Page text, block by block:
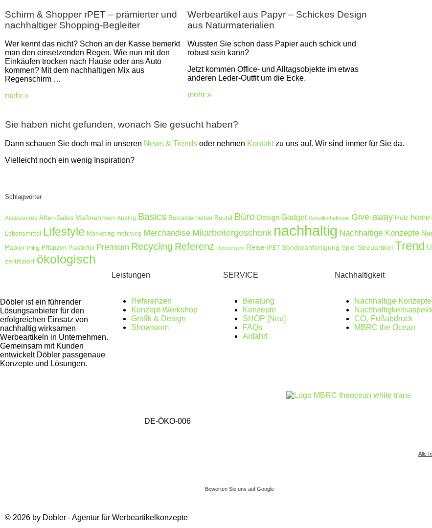
Schirm & Shopper rPET – prämierter und
nachhaltiger Shopping-Begleiter
Wer kennt das nicht? Schon an der Kasse bemerkt
man den einsetzenden Regen. Wie nun mit den
Einkäufen trocken nach Hause oder ans Auto
kommen? Mit dem nachhaltigen Mix aus
Regenschirm …
mehr »
Werbeartikel aus Papyr – Schickes Design
aus Naturmaterialien
Wussten Sie schon dass Papier auch schick und
robust sein kann?
Jetzt kommen Office- und Alltagsobjekte im etwas
anderen Leder-Outfit um die Ecke.
mehr »
Sie haben nicht gefunden, wonach Sie gesucht haben?
Dann schauen Sie doch mal in unseren News & Trends oder nehmen Kontaktzu uns auf. Wir sind immer für Sie da.
Vielleicht noch ein wenig Inspiration?
Schlagwörter
Accessoires After-Sales Maßnahmen Analog Basics Besonderheiten Beutel Büro Design Gadget Gesellschaftspiel Give-away Holz
Lebensmittel Lifestyle Marketing mehrweg Merchandise Mitarbeitergeschenk nachhaltig Nachhaltige Konzepte
Papier Pfiffig Pflanzen Plastikfrei Premium Recycling Referenz Referenzen Reise rPET Sonderanfertigung Spiel Streuartikel Trend
zertifiziert ökologisch
Döbler ist ein führender
Lösungsanbieter für den
erfolgreichen Einsatz von
nachhaltig wirksamen
Werbeartikeln in Unternehmen.
Gemeinsam mit Kunden
entwickelt Döbler passgenaue
Konzepte und Lösungen.
Leistungen
Referenzen
Konzept-Workshop
Grafik & Design
Showroom
SERVICE
Beratung
Konzepte
SHOP [Neu]
FAQs
Anfahrt
Nachhaltigkeit
Nachhaltige Konzepte
CO₂ Fußabdruck
MBRC the Ocean
DE-ÖKO-006
Alle
Bewerten Sie uns auf Google
© 2026 by Döbler - Agentur für Werbeartikelkonzepte